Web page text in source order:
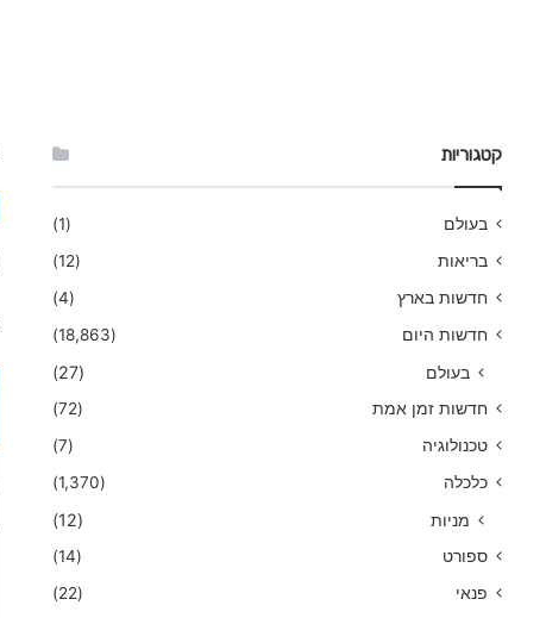
קטגוריות
בעולם
(1)
בריאות
(12)
חדשות בארץ
(4)
חדשות היום
(18,863)
בעולם (27)
חדשות זמן אמת
(72)
טכנולוגיה
(7)
כלכלה
(1,370)
מניות (12)
ספורט
(14)
פנאי
(22)